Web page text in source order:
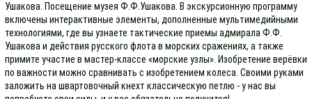
Ушакова. Посещение музея Ф.Ф.Ушакова. В экскурсионную программу
включены интерактивные элементы, дополненные мультимедийными
технологиями, где вы узнаете тактические приемы адмирала Ф.Ф.
Ушакова и действия русского флота в морских сражениях, а также
примите участие в мастер-классе «морские узлы». Изобретение верёвки
по важности можно сравнивать с изобретением колеса. Своими руками
заложить на швартовочный кнехт классическую петлю - у нас вы